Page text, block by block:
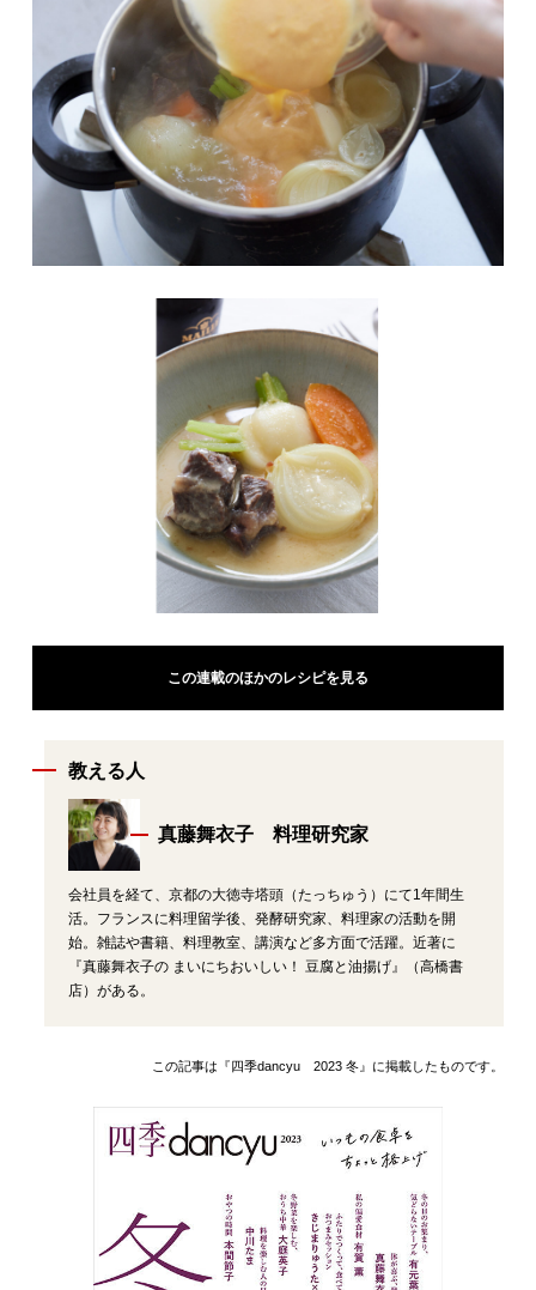
この連載のほかのレシピを見る
教える人
真藤舞衣子 料理研究家
会社員を経て、京都の大徳寺塔頭（たっちゅう）にて1年間生
活。フランスに料理留学後、発酵研究家、料理家の活動を開
始。雑誌や書籍、料理教室、講演など多方面で活躍。近著に
『真藤舞衣子の まいにちおいしい！ 豆腐と油揚げ』（高橋書
店）がある。
この記事は『四季dancyu 2023 冬』に掲載したものです。